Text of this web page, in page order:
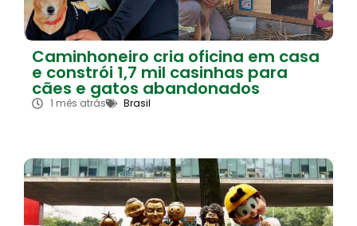
Caminhoneiro cria oficina em casa
e constrói 1,7 mil casinhas para
cães e gatos abandonados
1 mês atrás Brasil